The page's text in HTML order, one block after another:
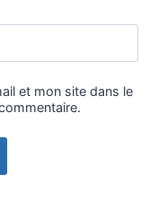
et mon site dans le